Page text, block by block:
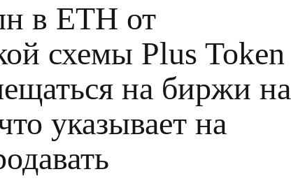
в ETH от
схемы Plus Token
на биржи на
указывает на